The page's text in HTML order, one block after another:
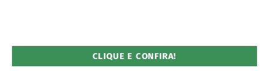
CLIQUE E CONFIRA!